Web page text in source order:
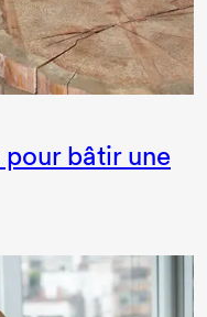
pour bâtir une